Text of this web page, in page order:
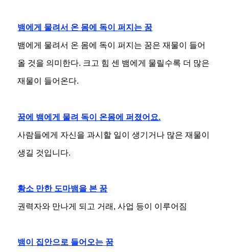
뱀에게 물려서 온 몸에 독이 퍼지는 꿈
뱀에게 물려서 온 몸에 독이 퍼지는 꿈은 재물이 들어
올 것을 의미한다. 크고 힘 센 뱀에게 물릴수록 더 많은
재물이 들어온다.
꿈에 뱀에게 물려 독이 온몸에 퍼졌어요.
사람들에게 자신을 과시할 일이 생기거나 많은 재물이
생길 것입니다.
황소 만한 도마뱀을 본 꿈
권력자와 만나게 되고 거래, 사업 등이 이루어짐
뱀이 집안으로 들어오는 꿈